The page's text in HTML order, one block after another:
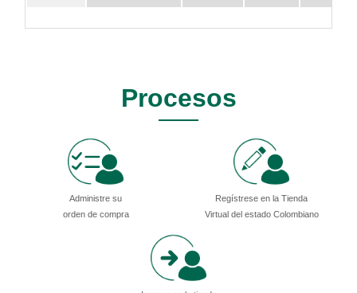
Procesos
Administre su
orden de compra
Regístrese en la Tienda
Virtual del estado Colombiano